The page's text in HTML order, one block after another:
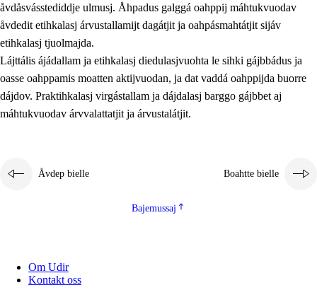
åvdåsvásstediddje ulmusj. Åhpadus galggá oahppij máhtukvuodav
åvdedit etihkalasj árvustallamijt dagátjit ja oahpásmahtátjit sijáv
etihkalasj tjuolmajda.
Lájttális ájádallam ja etihkalasj diedulasjvuohta le sihki gájbbádus ja
oasse oahppamis moatten aktijvuodan, ja dat vaddá oahppijda buorre
dájdov. Praktihkalasj virgástallam ja dájdalasj barggo gájbbet aj
máhtukvuodav árvvalattatjit ja árvustalátjit.
Åvdep bielle Boahtte bielle
Bajemussaj
Om Udir
Kontakt oss